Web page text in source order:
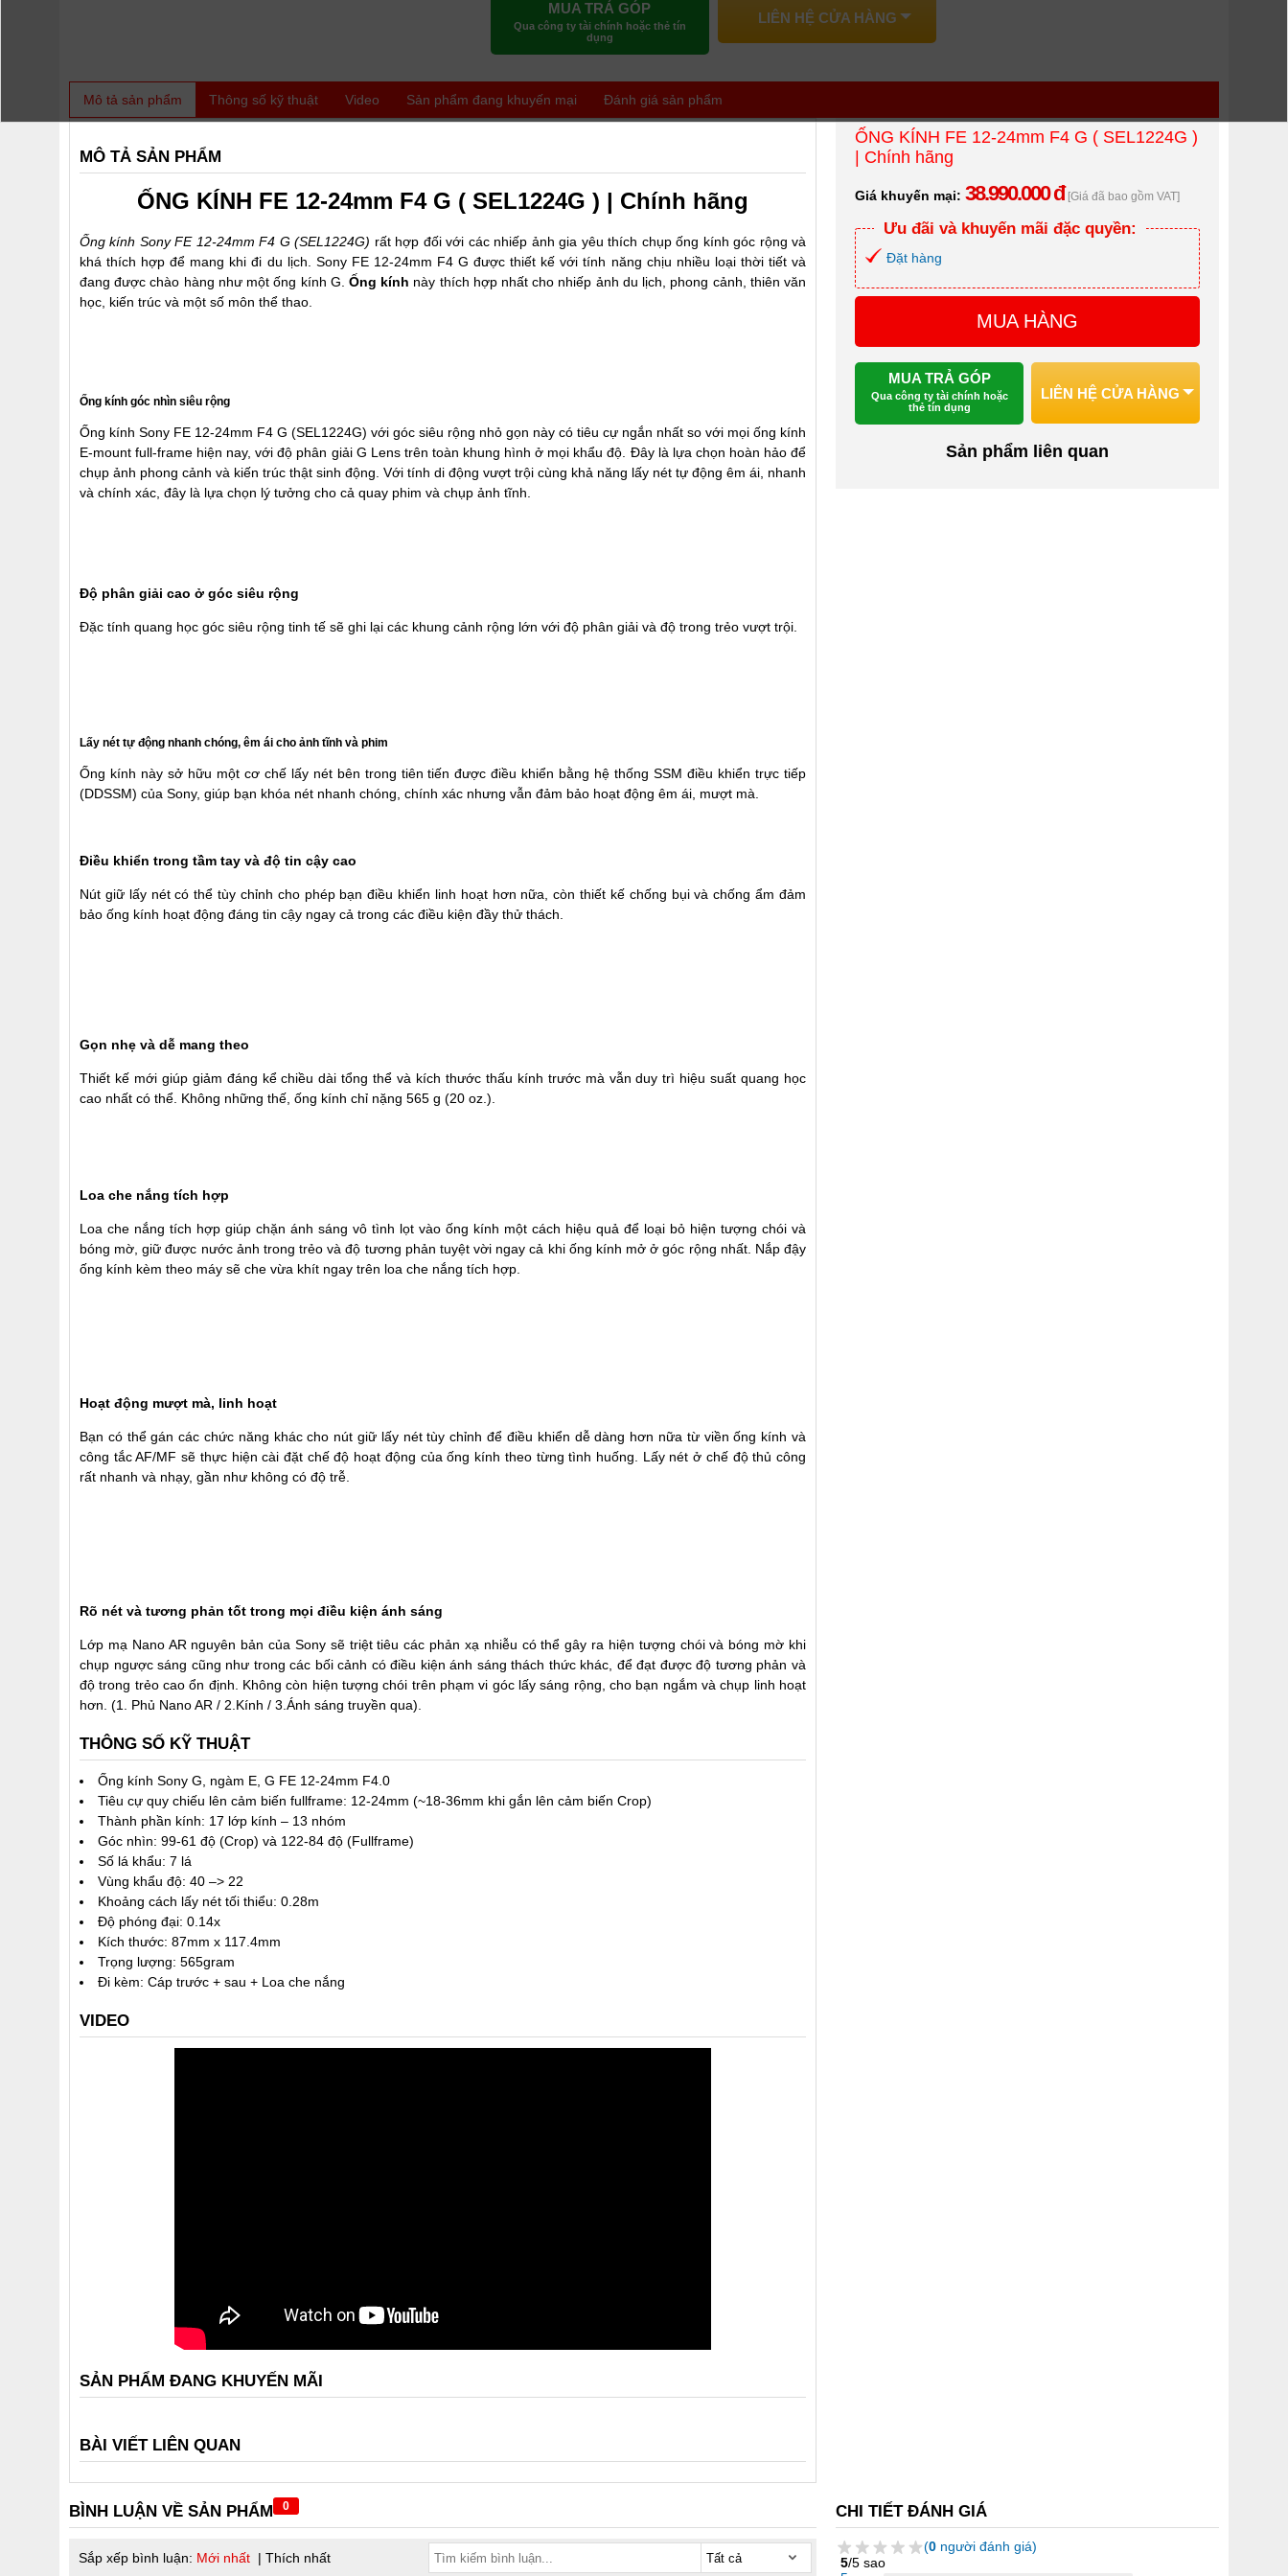
MUA TRẢ GÓP
Qua công ty tài chính hoặc thẻ tín
dụng
LIÊN HỆ CỬA HÀNG
Mô tả sản phẩm Thông số kỹ thuật Video Sản phẩm đang khuyến mại Đánh giá sản phẩm
MÔ TẢ SẢN PHẨM
ỐNG KÍNH FE 12-24mm F4 G ( SEL1224G ) | Chính hãng
Ống kính Sony FE 12-24mm F4 G (SEL1224G) rất hợp đối với các nhiếp ảnh gia yêu thích chụp ống kính góc rộng và
khá thích hợp để mang khi đi du lịch. Sony FE 12-24mm F4 G được thiết kế với tính năng chịu nhiều loại thời tiết và
đang được chào hàng như một ống kính G. Ống kính này thích hợp nhất cho nhiếp ảnh du lịch, phong cảnh, thiên văn
học, kiến ​​trúc và một số môn thể thao.
Ống kính góc nhìn siêu rộng
Ống kính Sony FE 12-24mm F4 G (SEL1224G) với góc siêu rộng nhỏ gọn này có tiêu cự ngắn nhất so với mọi ống kính
E-mount full-frame hiện nay, với độ phân giải G Lens trên toàn khung hình ở mọi khẩu độ. Đây là lựa chọn hoàn hảo để
chụp ảnh phong cảnh và kiến trúc thật sinh động. Với tính di động vượt trội cùng khả năng lấy nét tự động êm ái, nhanh
và chính xác, đây là lựa chọn lý tưởng cho cả quay phim và chụp ảnh tĩnh.
Độ phân giải cao ở góc siêu rộng
Đặc tính quang học góc siêu rộng tinh tế sẽ ghi lại các khung cảnh rộng lớn với độ phân giải và độ trong trẻo vượt trội.
Lấy nét tự động nhanh chóng, êm ái cho ảnh tĩnh và phim
Ống kính này sở hữu một cơ chế lấy nét bên trong tiên tiến được điều khiển bằng hệ thống SSM điều khiển trực tiếp
(DDSSM) của Sony, giúp bạn khóa nét nhanh chóng, chính xác nhưng vẫn đảm bảo hoạt động êm ái, mượt mà.
Điều khiển trong tầm tay và độ tin cậy cao
Nút giữ lấy nét có thể tùy chỉnh cho phép bạn điều khiển linh hoạt hơn nữa, còn thiết kế chống bụi và chống ẩm đảm
bảo ống kính hoạt động đáng tin cậy ngay cả trong các điều kiện đầy thử thách.
Gọn nhẹ và dễ mang theo
Thiết kế mới giúp giảm đáng kể chiều dài tổng thể và kích thước thấu kính trước mà vẫn duy trì hiệu suất quang học
cao nhất có thể. Không những thế, ống kính chỉ nặng 565 g (20 oz.).
Loa che nắng tích hợp
Loa che nắng tích hợp giúp chặn ánh sáng vô tình lọt vào ống kính một cách hiệu quả để loại bỏ hiện tượng chói và
bóng mờ, giữ được nước ảnh trong trẻo và độ tương phản tuyệt vời ngay cả khi ống kính mở ở góc rộng nhất. Nắp đậy
ống kính kèm theo máy sẽ che vừa khít ngay trên loa che nắng tích hợp.
Hoạt động mượt mà, linh hoạt
Bạn có thể gán các chức năng khác cho nút giữ lấy nét tùy chỉnh để điều khiển dễ dàng hơn nữa từ viền ống kính và
công tắc AF/MF sẽ thực hiện cài đặt chế độ hoạt động của ống kính theo từng tình huống. Lấy nét ở chế độ thủ công
rất nhanh và nhạy, gần như không có độ trễ.
Rõ nét và tương phản tốt trong mọi điều kiện ánh sáng
Lớp mạ Nano AR nguyên bản của Sony sẽ triệt tiêu các phản xạ nhiễu có thể gây ra hiện tượng chói và bóng mờ khi
chụp ngược sáng cũng như trong các bối cảnh có điều kiện ánh sáng thách thức khác, để đạt được độ tương phản và
độ trong trẻo cao ổn định. Không còn hiện tượng chói trên phạm vi góc lấy sáng rộng, cho bạn ngắm và chụp linh hoạt
hơn. (1. Phủ Nano AR / 2.Kính / 3.Ánh sáng truyền qua).
THÔNG SỐ KỸ THUẬT
Ống kính Sony G, ngàm E, G FE 12-24mm F4.0
Tiêu cự quy chiếu lên cảm biến fullframe: 12-24mm (~18-36mm khi gắn lên cảm biến Crop)
Thành phần kính: 17 lớp kính – 13 nhóm
Góc nhìn: 99-61 độ (Crop) và 122-84 độ (Fullframe)
Số lá khẩu: 7 lá
Vùng khẩu độ: 40 –> 22
Khoảng cách lấy nét tối thiểu: 0.28m
Độ phóng đại: 0.14x
Kích thước: 87mm x 117.4mm
Trọng lượng: 565gram
Đi kèm: Cáp trước + sau + Loa che nắng
VIDEO
SẢN PHẨM ĐANG KHUYẾN MÃI
BÀI VIẾT LIÊN QUAN
ỐNG KÍNH FE 12-24mm F4 G ( SEL1224G )
| Chính hãng
Giá khuyến mại: 38.990.000 đ [Giá đã bao gồm VAT]
Ưu đãi và khuyến mãi đặc quyền:
Đặt hàng
MUA HÀNG
MUA TRẢ GÓP
Qua công ty tài chính hoặc
thẻ tín dụng
LIÊN HỆ CỬA HÀNG
Sản phẩm liên quan
BÌNH LUẬN VỀ SẢN PHẨM 0
Sắp xếp bình luận: Mới nhất | Thích nhất
CHI TIẾT ĐÁNH GIÁ
(0 người đánh giá)
5/5 sao